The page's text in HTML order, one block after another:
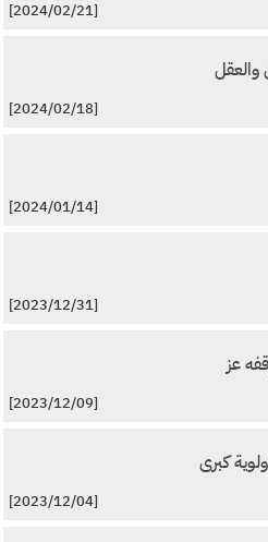
[2024/02/21]
والعقل
[2024/02/18]
[2024/01/14]
[2023/12/31]
عز
[2023/12/09]
كبرى
[2023/12/04]